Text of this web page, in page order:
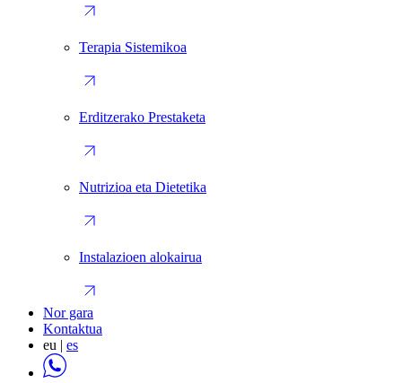
Terapia Sistemikoa
Erditzerako Prestaketa
Nutrizioa eta Dietetika
Instalazioen alokairua
Nor gara
Kontaktua
eu | es